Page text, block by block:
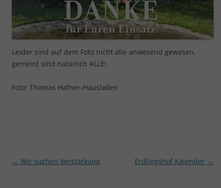
Leider sind auf dem Foto nicht alle anwesend gewesen,
gemeint sind natürlich ALLE!
Foto: Thomas Hafner-Hausladen
Beitragsnavigation
← Wir suchen Verstärkung Erdlingshof Kalender →